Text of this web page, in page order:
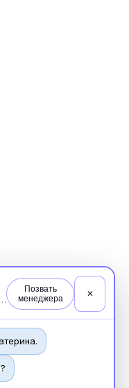
Отвечу и позову менеджера при необходимости
Позвать
менеджера
✕